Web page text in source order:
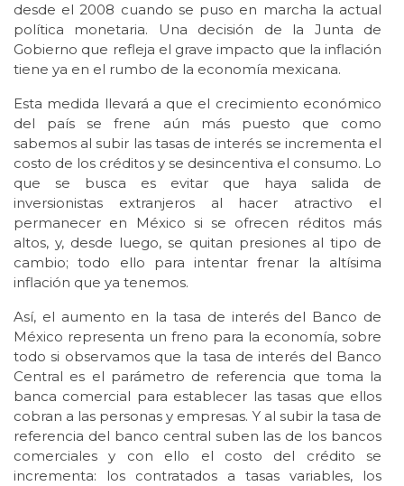
desde el 2008 cuando se puso en marcha la actual
política monetaria. Una decisión de la Junta de
Gobierno que refleja el grave impacto que la inflación
tiene ya en el rumbo de la economía mexicana.
Esta medida llevará a que el crecimiento económico
del país se frene aún más puesto que como
sabemos al subir las tasas de interés se incrementa el
costo de los créditos y se desincentiva el consumo. Lo
que se busca es evitar que haya salida de
inversionistas extranjeros al hacer atractivo el
permanecer en México si se ofrecen réditos más
altos, y, desde luego, se quitan presiones al tipo de
cambio; todo ello para intentar frenar la altísima
inflación que ya tenemos.
Así, el aumento en la tasa de interés del Banco de
México representa un freno para la economía, sobre
todo si observamos que la tasa de interés del Banco
Central es el parámetro de referencia que toma la
banca comercial para establecer las tasas que ellos
cobran a las personas y empresas. Y al subir la tasa de
referencia del banco central suben las de los bancos
comerciales y con ello el costo del crédito se
incrementa: los contratados a tasas variables, los